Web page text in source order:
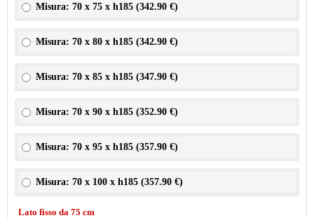
Misura: 70 x 75 x h185 (342.90 €)
Misura: 70 x 80 x h185 (342.90 €)
Misura: 70 x 85 x h185 (347.90 €)
Misura: 70 x 90 x h185 (352.90 €)
Misura: 70 x 95 x h185 (357.90 €)
Misura: 70 x 100 x h185 (357.90 €)
Lato fisso da 75 cm